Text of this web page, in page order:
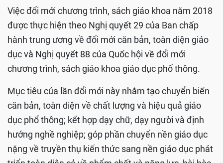
Việc đổi mới chương trình, sách giáo khoa năm 2018
được thực hiện theo Nghị quyết 29 của Ban chấp
hành trung ương về đổi mới căn bản, toàn diện giáo
dục và Nghị quyết 88 của Quốc hội về đổi mới
chương trình, sách giáo khoa giáo dục phổ thông.
Mục tiêu của lần đổi mới này nhằm tạo chuyển biến
căn bản, toàn diện về chất lượng và hiệu quả giáo
dục phổ thông; kết hợp dạy chữ, dạy người và định
hướng nghề nghiệp; góp phần chuyển nền giáo dục
nặng về truyền thụ kiến thức sang nền giáo dục phát